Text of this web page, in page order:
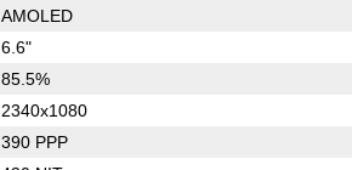
AMOLED
6.6"
85.5%
2340x1080
390 PPP